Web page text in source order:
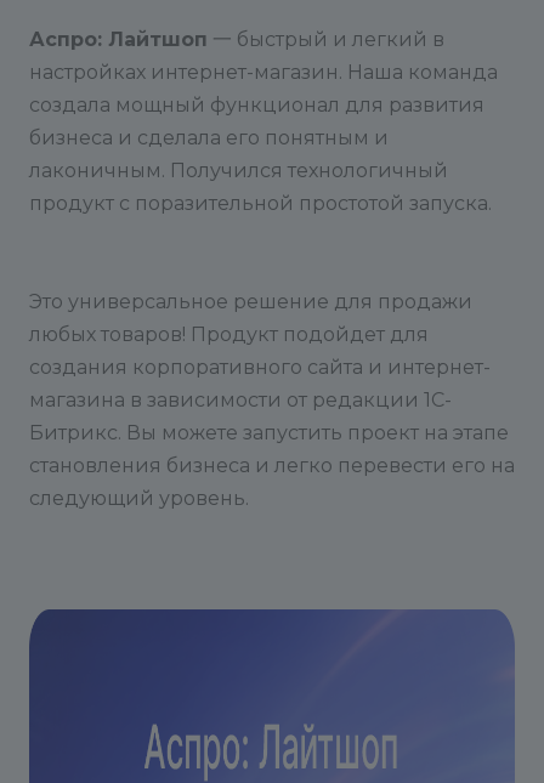
Аспро: Лайтшоп 一 быстрый и легкий в
настройках интернет-магазин. Наша команда
создала мощный функционал для развития
бизнеса и сделала его понятным и
лаконичным. Получился технологичный
продукт с поразительной простотой запуска.
Это универсальное решение для продажи
любых товаров! Продукт подойдет для
создания корпоративного сайта и интернет-
магазина в зависимости от редакции 1С-
Битрикс. Вы можете запустить проект на этапе
становления бизнеса и легко перевести его на
следующий уровень.